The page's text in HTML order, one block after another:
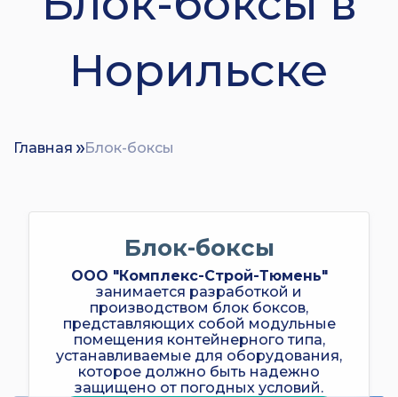
Норильске
Главная Блок-боксы
Блок-боксы
ООО "Комплекс-Строй-Тюмень"
занимается разработкой и
производством блок боксов,
представляющих собой модульные
помещения контейнерного типа,
устанавливаемые для оборудования,
которое должно быть надежно
защищено от погодных условий.